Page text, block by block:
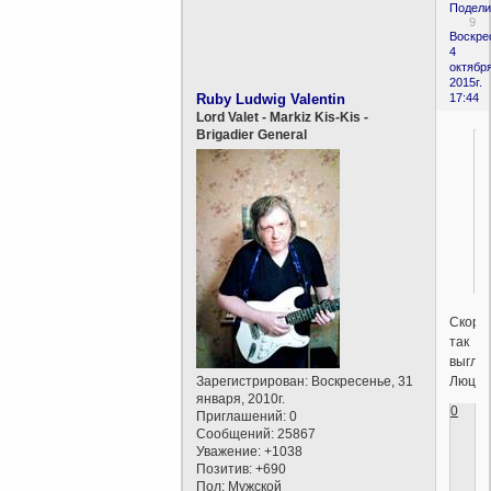
9
4
2015г.
17:44
Ruby Ludwig Valentin
Lord Valet - Markiz Kis-Kis -
Brigadier General
Зарегистрирован: Воскресенье, 31
января, 2010г.
Приглашений: 0
Сообщений: 25867
Уважение: +1038
Позитив: +690
Пол: Мужской
так
0